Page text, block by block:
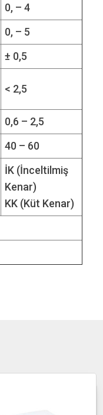
0, – 4
0, – 5
± 0,5
< 2,5
0,6 – 2,5
40 – 60
İK (İnceltilmiş
Kenar)
KK (Küt Kenar)